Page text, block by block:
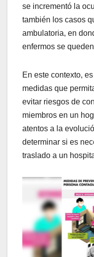
se incrementó la
también los casos
ambulatoria, en
enfermos se
En este contexto,
medidas que
evitar riesgos de
miembros en un
atentos a la
determinar si es
traslado a un